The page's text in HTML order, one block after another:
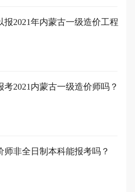
报2021年内蒙古一级造价工程
2021内蒙古一级造价师吗？
师非全日制本科能报考吗？